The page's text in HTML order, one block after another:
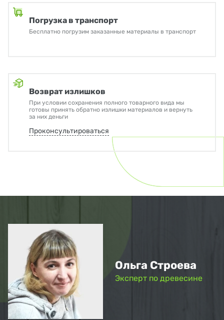
Погрузка в транспорт
Бесплатно погрузим заказанные материалы в транспорт
Возврат излишков
При условии сохранения полного товарного вида мы
готовы принять обратно излишки материалов и вернуть
за них деньги
Проконсультироваться
Ольга Строева
Эксперт по древесине